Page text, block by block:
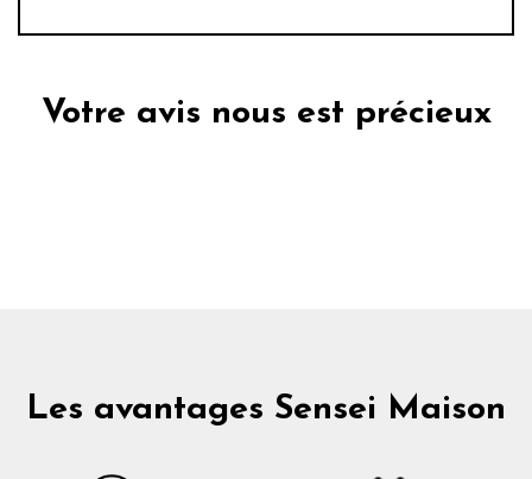
Votre avis nous est précieux
Les avantages Sensei Maison